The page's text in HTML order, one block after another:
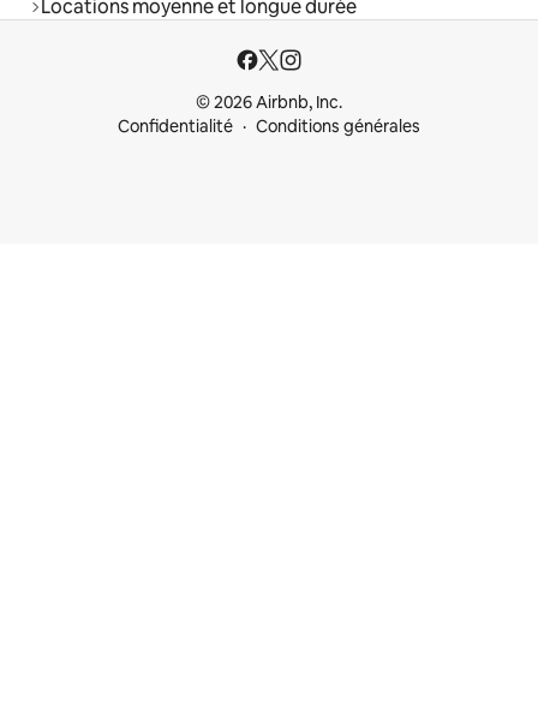
Locations moyenne et longue durée
© 2026 Airbnb, Inc.
Confidentialité
Conditions générales